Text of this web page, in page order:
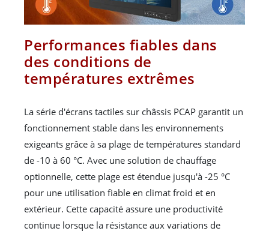
Performances fiables dans
des conditions de
températures extrêmes
La série d'écrans tactiles sur châssis PCAP garantit un
fonctionnement stable dans les environnements
exigeants grâce à sa plage de températures standard
de -10 à 60 °C. Avec une solution de chauffage
optionnelle, cette plage est étendue jusqu'à -25 °C
pour une utilisation fiable en climat froid et en
extérieur. Cette capacité assure une productivité
continue lorsque la résistance aux variations de